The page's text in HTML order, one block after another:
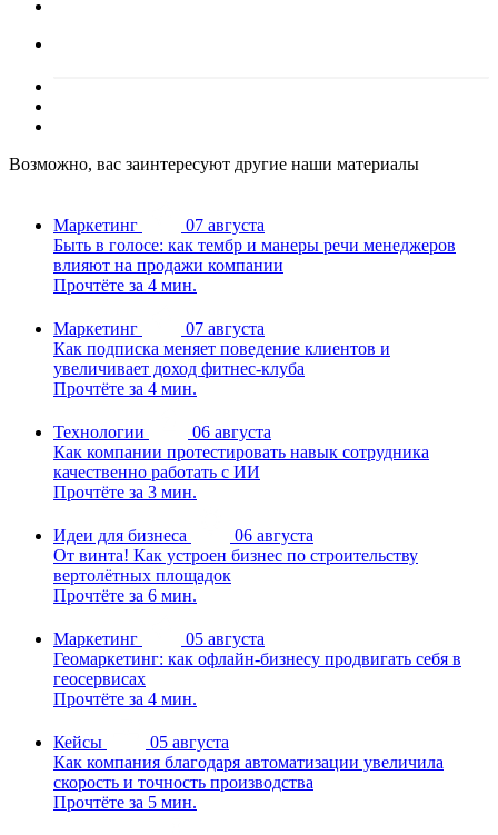
Возможно, вас заинтересуют другие наши материалы
Маркетинг
07 августа
Быть в голосе: как тембр и манеры речи менеджеров
влияют на продажи компании
Прочтёте за 4 мин.
Маркетинг
07 августа
Как подписка меняет поведение клиентов и
увеличивает доход фитнес-клуба
Прочтёте за 4 мин.
Технологии
06 августа
Как компании протестировать навык сотрудника
качественно работать с ИИ
Прочтёте за 3 мин.
Идеи для бизнеса
06 августа
От винта! Как устроен бизнес по строительству
вертолётных площадок
Прочтёте за 6 мин.
Маркетинг
05 августа
Геомаркетинг: как офлайн-бизнесу продвигать себя в
геосервисах
Прочтёте за 4 мин.
Кейсы
05 августа
Как компания благодаря автоматизации увеличила
скорость и точность производства
Прочтёте за 5 мин.